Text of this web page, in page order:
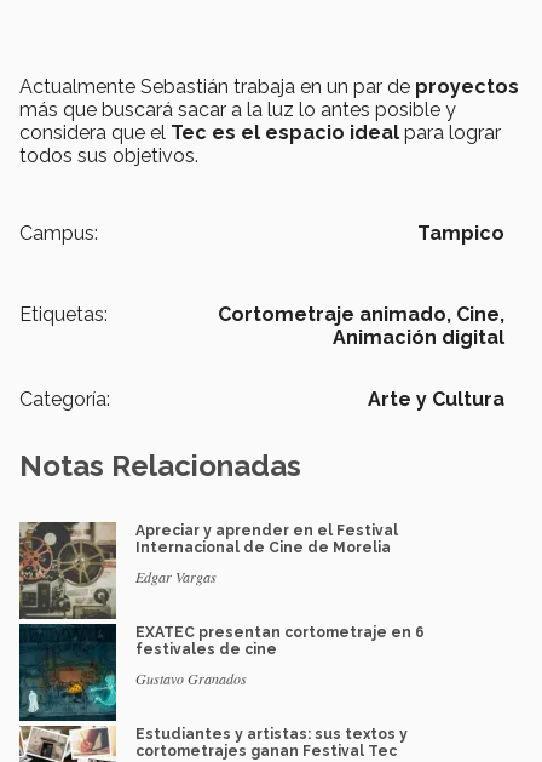
Actualmente Sebastián trabaja en un par de proyectos
más que buscará sacar a la luz lo antes posible y
considera que el Tec es el espacio ideal para lograr
todos sus objetivos.
Campus: Tampico
Etiquetas: Cortometraje animado, Cine,
Animación digital
Categoría: Arte y Cultura
Notas Relacionadas
Apreciar y aprender en el Festival
Internacional de Cine de Morelia
Edgar Vargas
EXATEC presentan cortometraje en 6
festivales de cine
Gustavo Granados
Estudiantes y artistas: sus textos y
cortometrajes ganan Festival Tec